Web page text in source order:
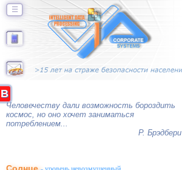
☰
Человечеству дали возможность бороздить
космос, но оно хочет заниматься
потреблением...
Р. Брэдбери
B